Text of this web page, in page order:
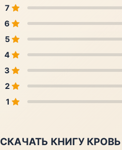
7
6
5
4
3
2
1
СКАЧАТЬ КНИГУ